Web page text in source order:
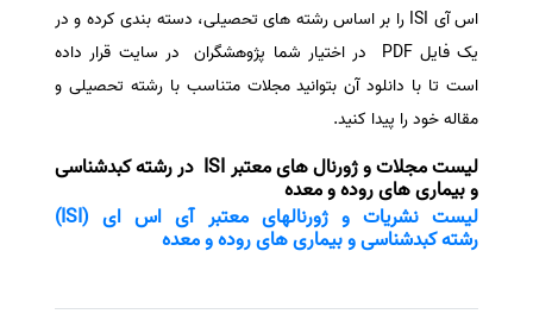
اس آی ISI را بر اساس رشته های تحصیلی، دسته بندی کرده و در
یک فایل PDF در اختیار شما پژوهشگران در سایت قرار داده
است تا با دانلود آن بتوانید مجلات متناسب با رشته تحصیلی و
مقاله خود را پیدا کنید.
لیست مجلات و ژورنال های معتبر ISI در رشته کبدشناسی
و بیماری های روده و معده
لیست نشریات و ژورنالهای معتبر آی اس ای (ISI)
رشته کبدشناسی و بیماری های روده و معده